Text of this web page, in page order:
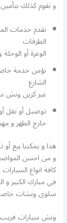
و نقوم كذلك بتأمين
نقدم خدمات
الطرقات
الوعرة أو
نؤمن خدمة
الشارع
عبر كرين ونش
توصيل أو نقل
خارج الظهر و
هذا و يمكننا بيع
و من احسن
كافة انواع
في مبارك الكبير و
سلوى ونشات خاصة
ونش سيارات